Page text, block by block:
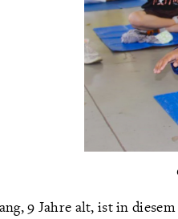
9 Jahre alt, ist in